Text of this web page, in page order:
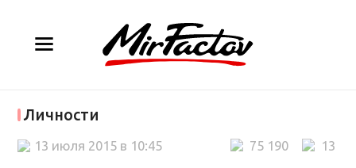
Личности
13
75 190
13 июля 2015 в 10:45